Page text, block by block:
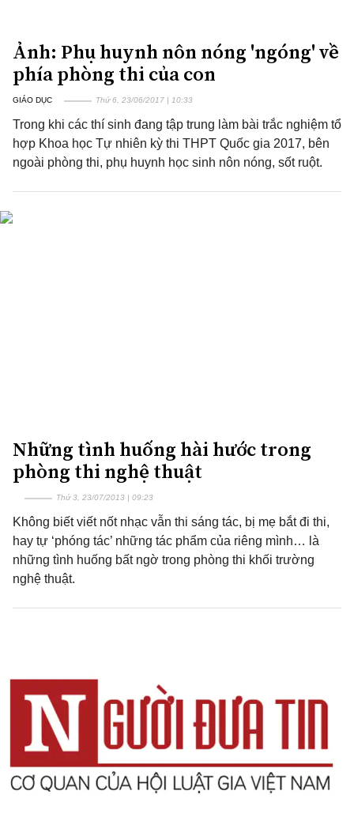
Ảnh: Phụ huynh nôn nóng 'ngóng' về
phía phòng thi của con
GIÁO DỤC Thứ 6, 23/06/2017 | 10:33
Trong khi các thí sinh đang tập trung làm bài trắc nghiệm tổ
hợp Khoa học Tự nhiên kỳ thi THPT Quốc gia 2017, bên
ngoài phòng thi, phụ huynh học sinh nôn nóng, sốt ruột.
Những tình huống hài hước trong
phòng thi nghệ thuật
Thứ 3, 23/07/2013 | 09:23
Không biết viết nốt nhạc vẫn thi sáng tác, bị mẹ bắt đi thi,
hay tự ‘phóng tác’ những tác phẩm của riêng mình… là
những tình huống bất ngờ trong phòng thi khối trường
nghệ thuật.